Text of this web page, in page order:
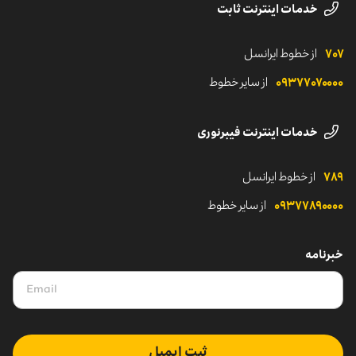
خدمات اینترنت ثابت
۷۰۷ از خطوط ایرانسل
۰۹۳۷۷۰۷۰۰۰۰ از سایر خطوط
خدمات اینترنت فیبرنوری
۷۸۹ از خطوط ایرانسل
۰۹۳۷۷۸۹۰۰۰۰ از سایر خطوط
خبرنامه